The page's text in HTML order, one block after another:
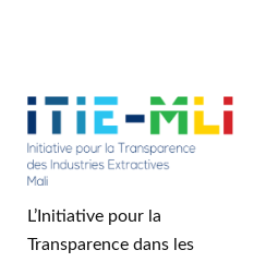
L’Initiative pour la
Transparence dans les